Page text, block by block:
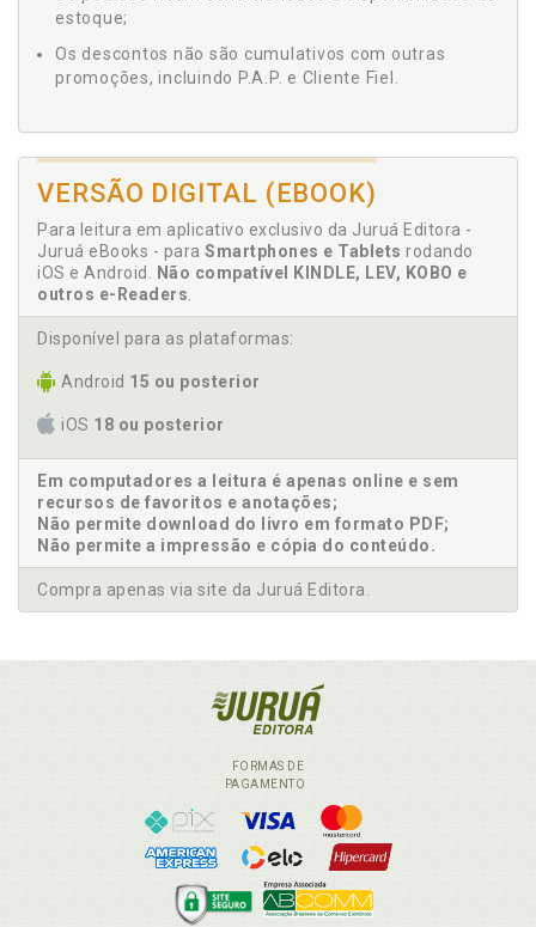
estoque;
Os descontos não são cumulativos com outras
promoções, incluindo P.A.P. e Cliente Fiel.
VERSÃO DIGITAL (EBOOK)
Para leitura em aplicativo exclusivo da Juruá Editora -
Juruá eBooks - para Smartphones e Tablets rodando
iOS e Android.
Não compatível KINDLE, LEV, KOBO e
outros e-Readers
Disponível para as plataformas:
Android 15 ou posterior
iOS 18 ou posterior
Em computadores a leitura é apenas online e sem
recursos de favoritos e anotações;
Não permite download do livro em formato PDF;
Não permite a impressão e cópia do conteúdo.
Compra apenas via site da Juruá Editora.
FORMAS DE
PAGAMENTO